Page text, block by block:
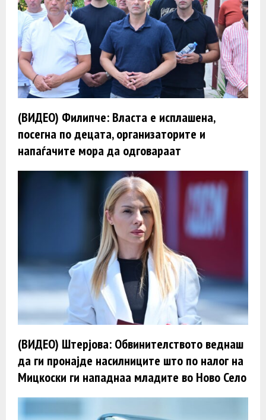
(ВИДЕО) Филипче: Власта е исплашена,
посегна по децата, организаторите и
напаѓачите мора да одговараат
(ВИДЕО) Штерјова: Обвинителството веднаш
да ги пронајде насилниците што по налог на
Мицкоски ги нападнаа младите во Ново Село